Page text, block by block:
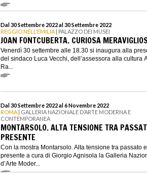
Dal 30 Settembre 2022 al 30 Settembre 2022
REGGIO NELL'EMILIA | PALAZZO DEI MUSEI
JOAN FONTCUBERTA. CURIOSA
Venerdì 30 settembre alle 18.30 si inaugura alla
del sindaco Luca Vecchi, dell’assessora alla cultura
Ra...
Dal 30 Settembre 2022 al 6 Novembre 2022
ROMA | GALLERIA NAZIONALE D’ARTE MODERNA E
CONTEMPORANEA
MONTARSOLO. ALTA TENSIONE TRA
PRESENTE
Con la mostra Montarsolo. Alta tensione tra passato e
presente a cura di Giorgio Agnisola la Galleria
d’Arte Moder...